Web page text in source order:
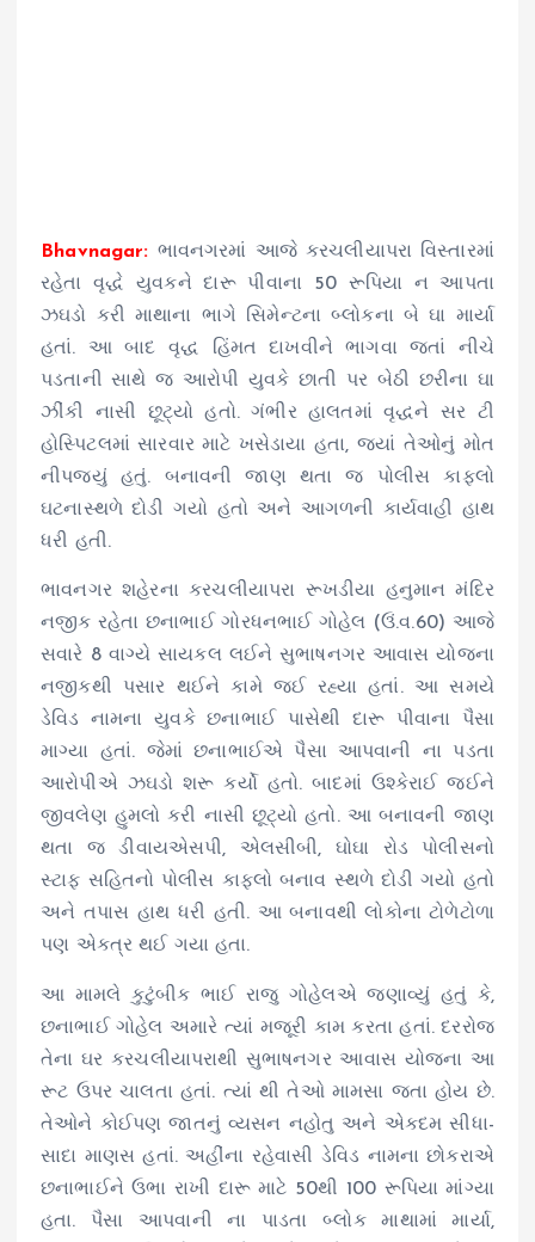
Bhavnagar: ભાવનગરમાં આજે કરચલીયાપરા વિસ્તારમાં
રહેતા વૃદ્ધે યુવકને દારૂ પીવાના 50 રૂપિયા ન આપતા
ઝઘડો કરી માથાના ભાગે સિમેન્ટના બ્લોકના બે ઘા માર્યા
હતાં. આ બાદ વૃદ્ધ હિંમત દાખવીને ભાગવા જતાં નીચે
પડતાની સાથે જ આરોપી યુવકે છાતી પર બેઠી છરીના ઘા
ઝીંકી નાસી છૂટ્યો હતો. ગંભીર હાલતમાં વૃદ્ધને સર ટી
હોસ્પિટલમાં સારવાર માટે ખસેડાયા હતા, જ્યાં તેઓનું મોત
નીપજ્યું હતું. બનાવની જાણ થતા જ પોલીસ કાફલો
ઘટનાસ્થળે દોડી ગયો હતો અને આગળની કાર્યવાહી હાથ
ધરી હતી.
ભાવનગર શહેરના કરચલીયાપરા રૂખડીયા હનુમાન મંદિર
નજીક રહેતા છનાભાઈ ગોરધનભાઈ ગોહેલ (ઉં.વ.60) આજે
સવારે 8 વાગ્યે સાયકલ લઈને સુભાષનગર આવાસ યોજના
નજીકથી પસાર થઈને કામે જઈ રહ્યા હતાં. આ સમયે
ડેવિડ નામના યુવકે છનાભાઈ પાસેથી દારૂ પીવાના પૈસા
માગ્યા હતાં. જેમાં છનાભાઈએ પૈસા આપવાની ના પડતા
આરોપીએ ઝઘડો શરૂ કર્યો હતો. બાદમાં ઉશ્કેરાઈ જઈને
જીવલેણ હુમલો કરી નાસી છૂટ્યો હતો. આ બનાવની જાણ
થતા જ ડીવાયએસપી, એલસીબી, ઘોઘા રોડ પોલીસનો
સ્ટાફ સહિતનો પોલીસ કાફલો બનાવ સ્થળે દોડી ગયો હતો
અને તપાસ હાથ ધરી હતી. આ બનાવથી લોકોના ટોળેટોળા
પણ એકત્ર થઈ ગયા હતા.
આ મામલે કુટુંબીક ભાઈ રાજુ ગોહેલએ જણાવ્યું હતું કે,
છનાભાઈ ગોહેલ અમારે ત્યાં મજૂરી કામ કરતા હતાં. દરરોજ
તેના ઘર કરચલીયાપરાથી સુભાષનગર આવાસ યોજના આ
રૂટ ઉપર ચાલતા હતાં. ત્યાં થી તેઓ મામસા જતા હોય છે.
તેઓને કોઈપણ જાતનું વ્યસન નહોતુ અને એકદમ સીધા-
સાદા માણસ હતાં. અહીંના રહેવાસી ડેવિડ નામના છોકરાએ
છનાભાઈને ઉભા રાખી દારૂ માટે 50થી 100 રૂપિયા માંગ્યા
હતા. પૈસા આપવાની ના પાડતા બ્લોક માથામાં માર્યા,